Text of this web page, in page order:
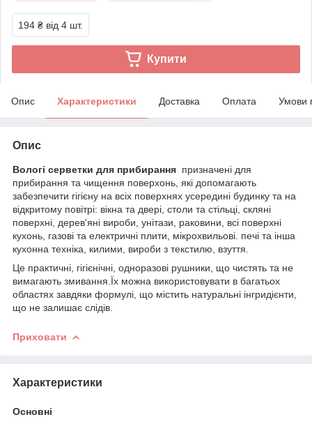
194 ₴ від 4 шт.
Купити
Опис Характеристики Доставка Оплата Умови
Опис
Вологі серветки для прибирання призначені для
прибирання та чищення поверхонь, які допомагають
забезпечити гігієну на всіх поверхнях усередині будинку та на
відкритому повітрі: вікна та двері, столи та стільці, скляні
поверхні, дерев'яні вироби, унітази, раковини, всі поверхні
кухонь, газові та електричні плити, мікрохвильові. печі та інша
кухонна техніка, килими, вироби з текстилю, взуття.
Це практичні, гігієнічні, одноразові рушники, що чистять та не
вимагають змивання.Їх можна використовувати в багатьох
областях завдяки формулі, що містить натуральні інгридієнти,
що не залишає слідів.
Приховати
Характеристики
Основні